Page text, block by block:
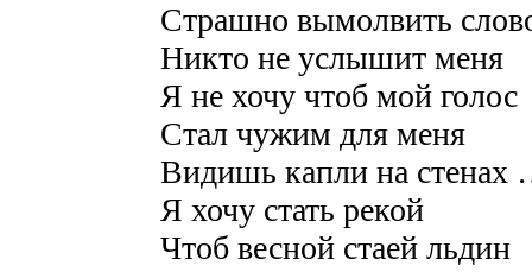
Страшно вымолвить
Никто не услышит меня
Я не хочу чтоб мой голос
Стал чужим для меня
Видишь капли на стенах
Я хочу стать рекой
Чтоб весной стаей льдин